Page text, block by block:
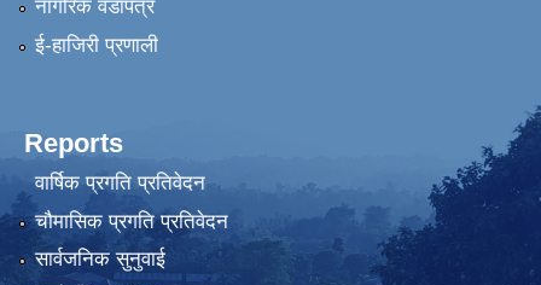
नागरिक वडापत्र
ई-हाजिरी प्रणाली
Reports
वार्षिक प्रगति प्रतिवेदन
चौमासिक प्रगति प्रतिवेदन
सार्वजनिक सुनुवाई